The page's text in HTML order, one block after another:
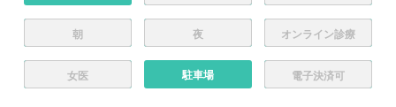
朝 夜 オンライン診療
女医 駐車場 電子決済可